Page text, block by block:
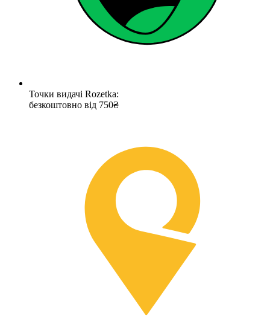
Точки видачі Rozetka:
безкоштовно від 750₴